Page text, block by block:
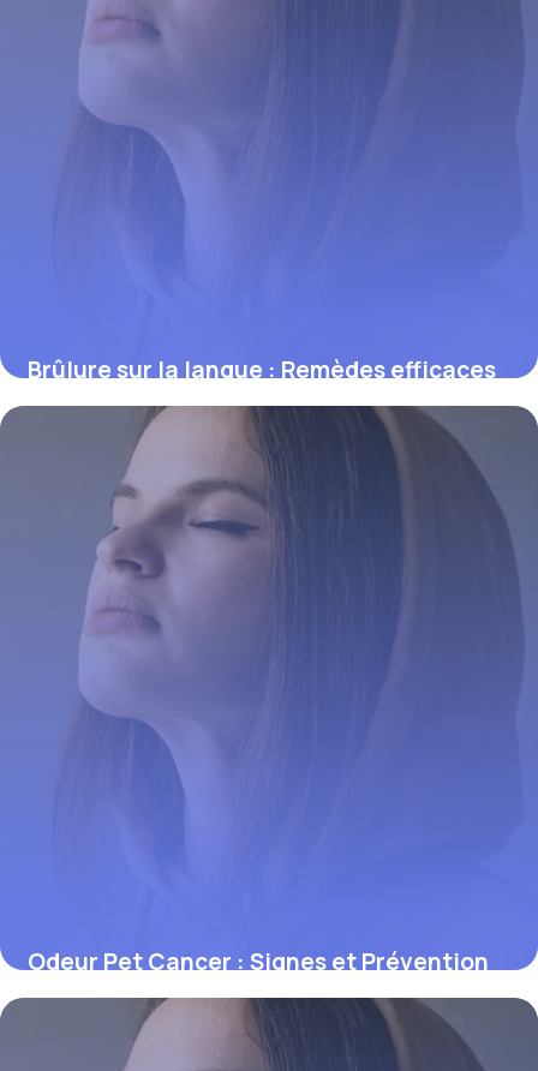
Brûlure sur la langue : Remèdes efficaces
2 juin 2026
Odeur Pet Cancer : Signes et Prévention
1 juin 2026